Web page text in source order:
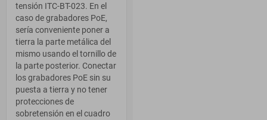
tensión ITC-BT-023. En el
caso de grabadores PoE,
sería conveniente poner a
tierra la parte metálica del
mismo usando el tornillo de
la parte posterior. Conectar
los grabadores PoE sin su
puesta a tierra y no tener
protecciones de
sobretensión en el cuadro